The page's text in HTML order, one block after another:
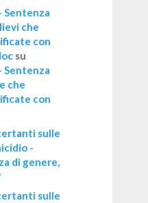
Sentenza
che
con
su
Sentenza
che
con
sulle
-
di genere,
sulle